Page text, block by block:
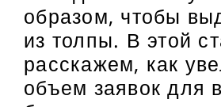
образом, чтобы
из толпы. В этой
расскажем, как
объем заявок для